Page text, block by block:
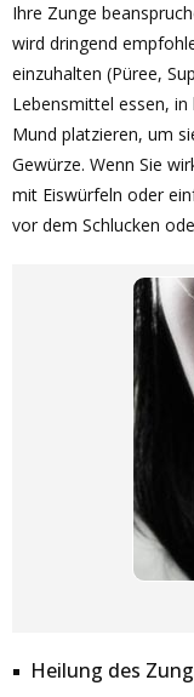
Ihre Zunge
wird dringend
einzuhalten (Püree,
Lebensmittel essen,
Mund platzieren, um
Gewürze. Wenn Sie
mit Eiswürfeln oder
vor dem Schlucken
Heilung des